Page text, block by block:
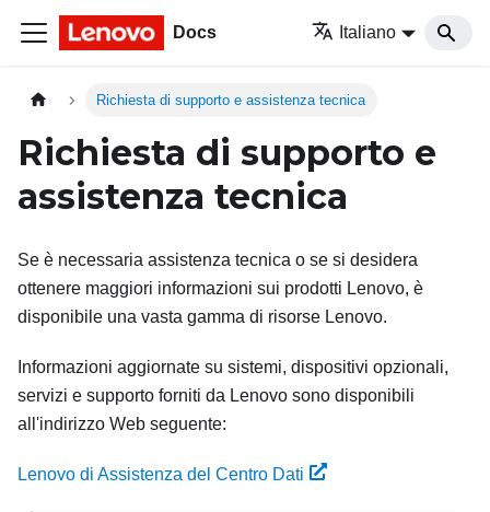
Docs Italiano
Richiesta di supporto e assistenza tecnica
Richiesta di supporto e
assistenza tecnica
Se è necessaria assistenza tecnica o se si desidera
ottenere maggiori informazioni sui prodotti Lenovo, è
disponibile una vasta gamma di risorse Lenovo.
Informazioni aggiornate su sistemi, dispositivi opzionali,
servizi e supporto forniti da Lenovo sono disponibili
all'indirizzo Web seguente:
Lenovo di Assistenza del Centro Dati